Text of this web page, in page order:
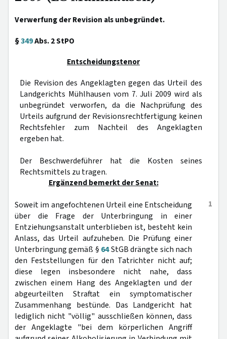
Verwerfung der Revision als unbegründet.
§349Abs. 2 StPO
Entscheidungstenor
Die Revision des Angeklagten gegen das Urteil des
Landgerichts Mühlhausen vom 7. Juli 2009 wird als
unbegründet verworfen, da die Nachprüfung des
Urteils aufgrund der Revisionsrechtfertigung keinen
Rechtsfehler zum Nachteil des Angeklagten
ergeben hat.
Der Beschwerdeführer hat die Kosten seines
Rechtsmittels zu tragen.
Ergänzend bemerkt der Senat:
1
Soweit im angefochtenen Urteil eine Entscheidung
über die Frage der Unterbringung in einer
Entziehungsanstalt unterblieben ist, besteht kein
Anlass, das Urteil aufzuheben. Die Prüfung einer
Unterbringung gemäß § 64StGB drängte sich nach
den Feststellungen für den Tatrichter nicht auf;
diese legen insbesondere nicht nahe, dass
zwischen einem Hang des Angeklagten und der
abgeurteilten Straftat ein symptomatischer
Zusammenhang bestünde. Das Landgericht hat
lediglich nicht "völlig" ausschließen können, dass
der Angeklagte "bei dem körperlichen Angriff